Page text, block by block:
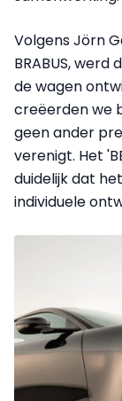
Volgens Jörn
BRABUS,
de wagen
creëerden we
geen ander
verenigt. Het
duidelijk dat
individuele